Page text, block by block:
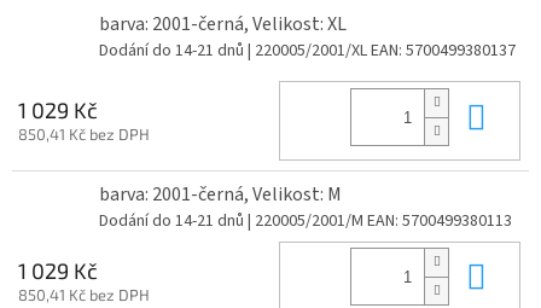
barva: 2001-černá, Velikost: XL
Dodání do 14-21 dnů | 220005/2001/XLEAN: 5700499380137
1 029 Kč
850,41 Kč bez DPH
barva: 2001-černá, Velikost: M
Dodání do 14-21 dnů | 220005/2001/M EAN: 5700499380113
1 029 Kč
850,41 Kč bez DPH